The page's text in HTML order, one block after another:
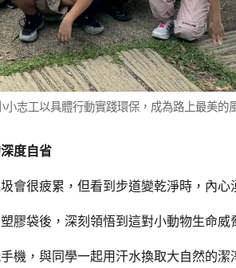
志工以具體行動實踐環保，成為路上最美的
度自省
會很疲累，但看到步道變乾淨時，內心
膠袋後，深刻領悟到這對小動物生命威
機，與同學一起用汗水換取大自然的潔